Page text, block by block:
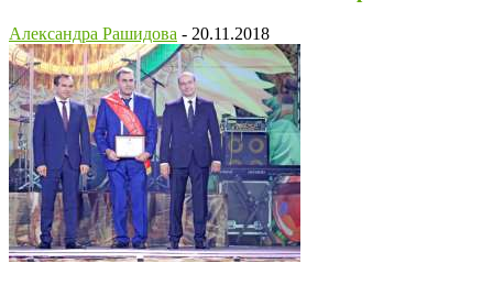
Александра Рашидова - 20.11.2018